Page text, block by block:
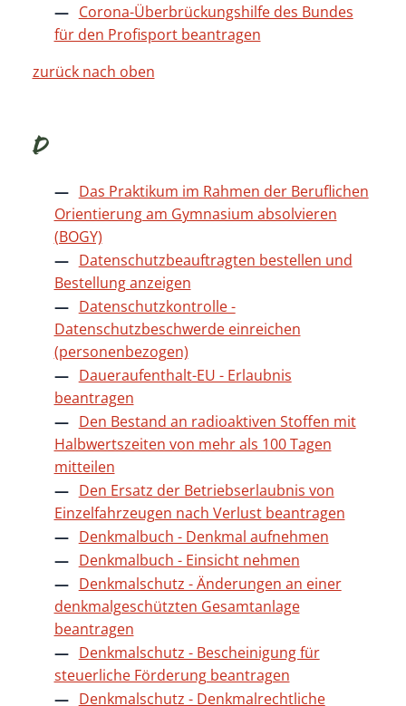
Corona-Überbrückungshilfe des Bundes
für den Profisport beantragen
zurück nach oben
D
Das Praktikum im Rahmen der Beruflichen
Orientierung am Gymnasium absolvieren
(BOGY)
Datenschutzbeauftragten bestellen und
Bestellung anzeigen
Datenschutzkontrolle -
Datenschutzbeschwerde einreichen
(personenbezogen)
Daueraufenthalt-EU - Erlaubnis
beantragen
Den Bestand an radioaktiven Stoffen mit
Halbwertszeiten von mehr als 100 Tagen
mitteilen
Den Ersatz der Betriebserlaubnis von
Einzelfahrzeugen nach Verlust beantragen
Denkmalbuch - Denkmal aufnehmen
Denkmalbuch - Einsicht nehmen
Denkmalschutz - Änderungen an einer
denkmalgeschützten Gesamtanlage
beantragen
Denkmalschutz - Bescheinigung für
steuerliche Förderung beantragen
Denkmalschutz - Denkmalrechtliche